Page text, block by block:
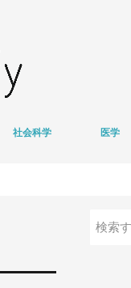
社会科学 医学